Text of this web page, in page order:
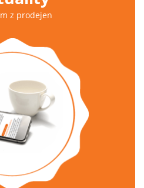
z prodejen